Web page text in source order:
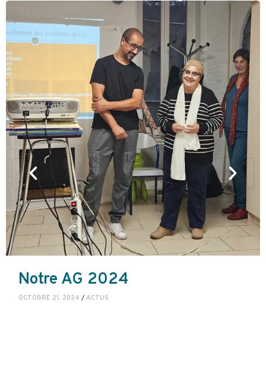
Notre AG 2024
OCTOBRE 21, 2024 / ACTUS